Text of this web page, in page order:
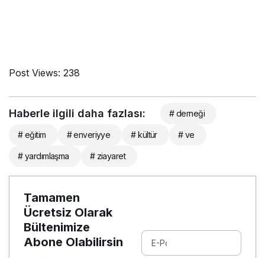
Post Views: 238
Haberle ilgili daha fazlası: # derneği
# eğitim # enveriyye # kültür # ve
# yardımlaşma # ziayaret
Tamamen
Ücretsiz Olarak
Bültenimize
Abone Olabilirsin